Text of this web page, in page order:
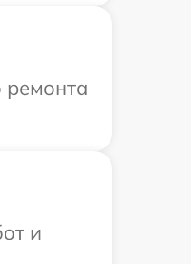
ремонта
и